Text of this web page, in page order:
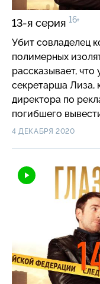
13-я серия 16+
Убит совладелец
полимерных
рассказывает,
секретарша Лиза,
директора по
погибшего
Действительно,
загадку.
4 ДЕКАБРЯ 2020